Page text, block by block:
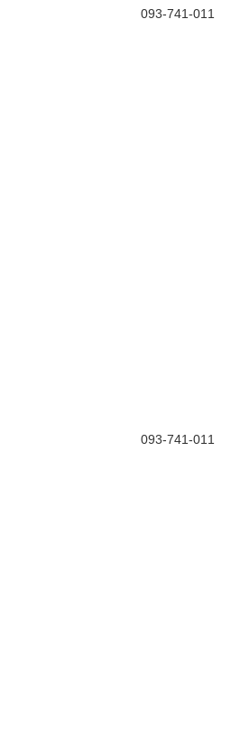
093-741-011
093-741-011